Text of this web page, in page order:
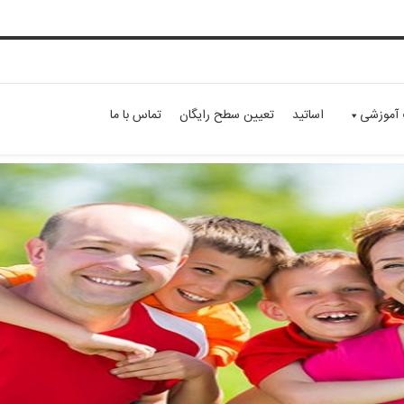
آموزشی اساتید تعیین سطح رایگان تماس با ما